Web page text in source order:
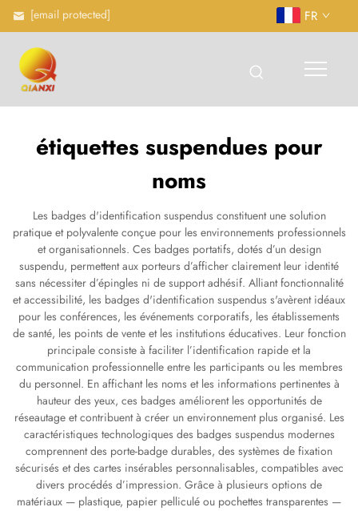
[email protected] FR
étiquettes suspendues pour
noms
Les badges d'identification suspendus constituent une solution
pratique et polyvalente conçue pour les environnements professionnels
et organisationnels. Ces badges portatifs, dotés d’un design
suspendu, permettent aux porteurs d’afficher clairement leur identité
sans nécessiter d’épingles ni de support adhésif. Alliant fonctionnalité
et accessibilité, les badges d'identification suspendus s'avèrent idéaux
pour les conférences, les événements corporatifs, les établissements
de santé, les points de vente et les institutions éducatives. Leur fonction
principale consiste à faciliter l’identification rapide et la
communication professionnelle entre les participants ou les membres
du personnel. En affichant les noms et les informations pertinentes à
hauteur des yeux, ces badges améliorent les opportunités de
réseautage et contribuent à créer un environnement plus organisé. Les
caractéristiques technologiques des badges suspendus modernes
comprennent des porte-badge durables, des systèmes de fixation
sécurisés et des cartes insérables personnalisables, compatibles avec
divers procédés d’impression. Grâce à plusieurs options de
matériaux — plastique, papier pelliculé ou pochettes transparentes —